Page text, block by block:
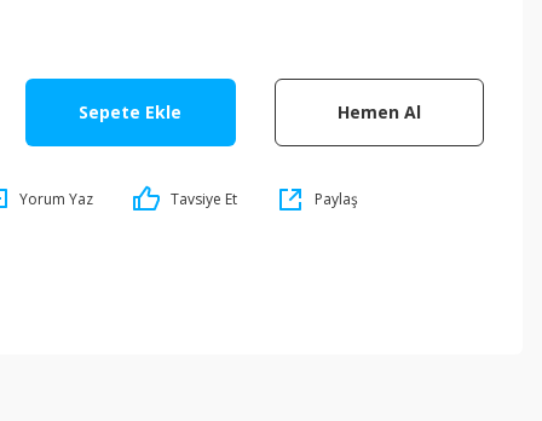
Sepete Ekle Hemen Al
Yorum Yaz Tavsiye Et Paylaş